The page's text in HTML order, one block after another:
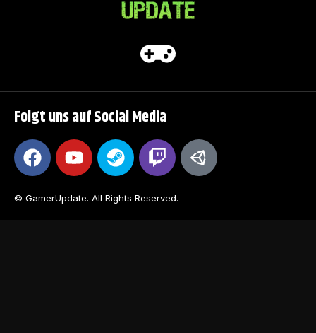
Folgt uns auf Social Media
© GamerUpdate. All Rights Reserved.